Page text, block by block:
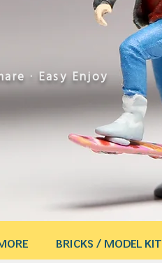
· Easy Enjoy
BRICKS / MODEL KIT